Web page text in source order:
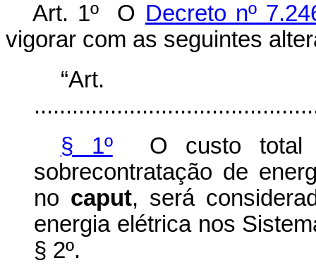
Art. 1º O Decreto nº
vigorar com as seguintes
§ 1ºO custo total
sobrecontratação de
no caput, será
energia elétrica nos
§ 2º.